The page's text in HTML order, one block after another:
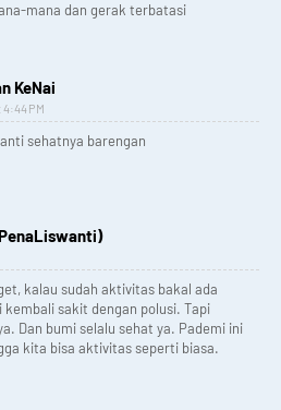
mana dan gerak terbatasi
KeNai
4:44 PM
sehatnya barengan
kalau sudah aktivitas bakal ada
sakit dengan polusi. Tapi
Dan bumi selalu sehat ya. Pademi ini
kita bisa aktivitas seperti biasa.